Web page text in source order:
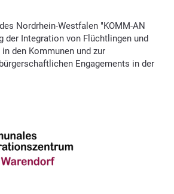
Nordrhein-Westfalen "KOMM-AN
der Integration von Flüchtlingen und
den Kommunen und zur
Engagements in der